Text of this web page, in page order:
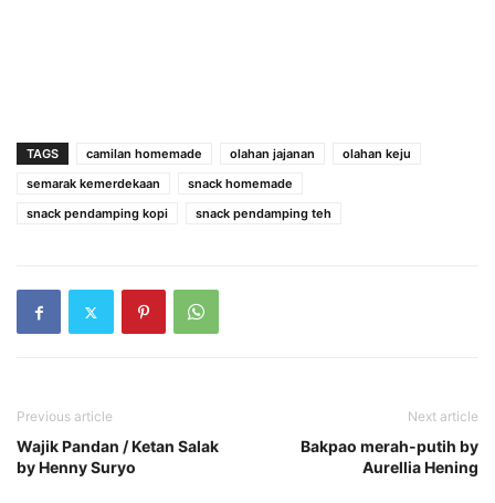
TAGS camilan homemade olahan jajanan
olahan keju
semarak kemerdekaan
snack homemade
snack pendamping kopi
snack pendamping teh
Previous article
Wajik Pandan / Ketan Salak
by Henny Suryo
Next article
Bakpao merah-putih by
Aurellia Hening